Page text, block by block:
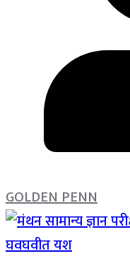
GOLDEN PENN